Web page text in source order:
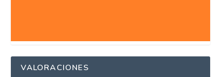
VALORACIONES